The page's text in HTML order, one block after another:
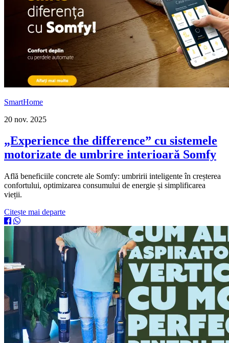
SmartHome
20 nov. 2025
„Experience the difference” cu sistemele
motorizate de umbrire interioară Somfy
Află beneficiile concrete ale Somfy: umbririi inteligente în creșterea
confortului, optimizarea consumului de energie și simplificarea
vieții.
Citește mai departe